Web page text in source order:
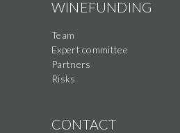
WINEFUNDING
Team
Expert committee
Partners
Risks
CONTACT